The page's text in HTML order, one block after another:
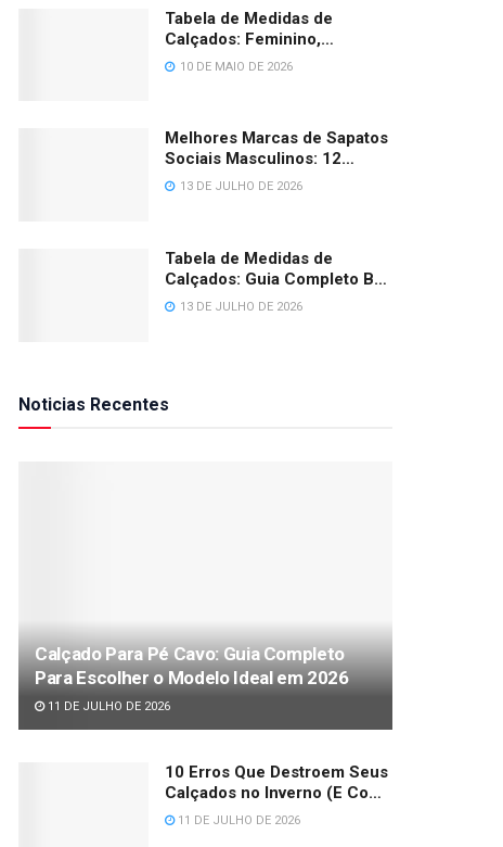
Tabela de Medidas de
Calçados: Feminino,
Masculino, Infantil e Bebê
10 DE MAIO DE 2026
Melhores Marcas de Sapatos
Sociais Masculinos: 12
Opções em 2026
13 DE JULHO DE 2026
Tabela de Medidas de
Calçados: Guia Completo BR,
EUA e Europa 2026
13 DE JULHO DE 2026
Noticias Recentes
Calçado Para Pé Cavo: Guia Completo
Para Escolher o Modelo Ideal em 2026
11 DE JULHO DE 2026
10 Erros Que Destroem Seus
Calçados no Inverno (E Como
Evitar Cada Um) 2026
11 DE JULHO DE 2026